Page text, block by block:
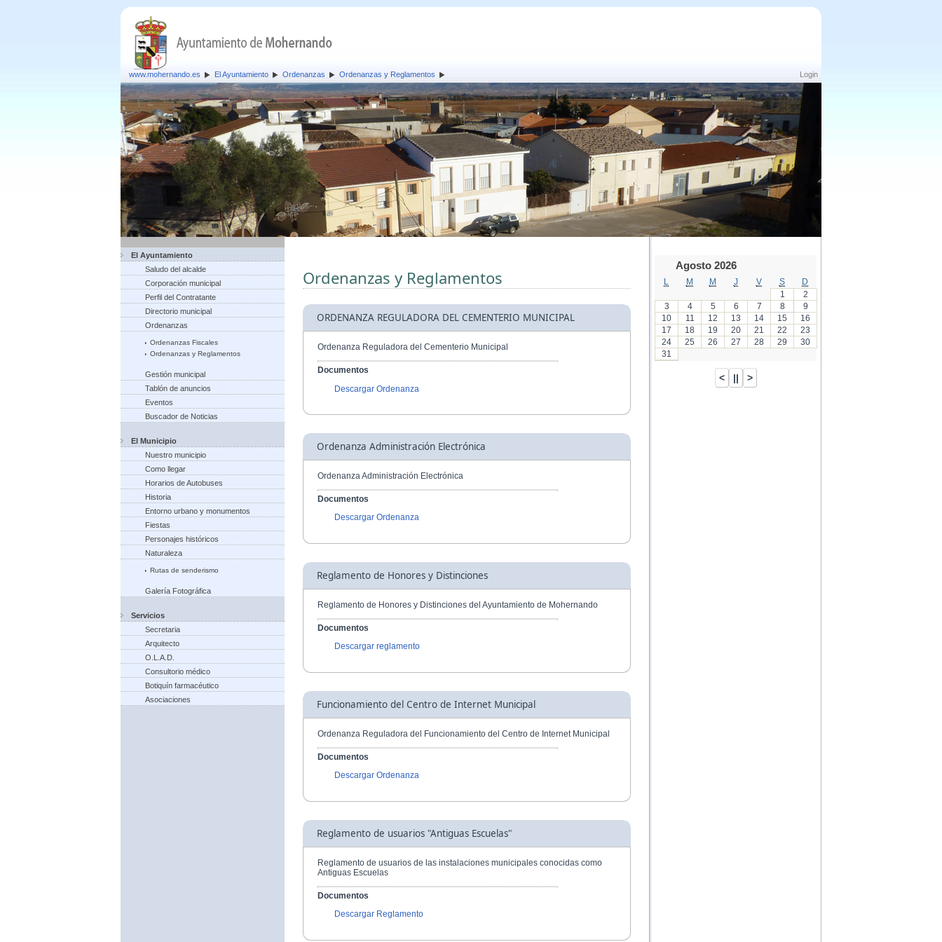
Login
www.mohernando.es El Ayuntamiento Ordenanzas Ordenanzas y Reglamentos
El Ayuntamiento
Saludo del alcalde
Corporación municipal
Perfil del Contratante
Directorio municipal
Ordenanzas
Ordenanzas Fiscales
Ordenanzas y Reglamentos
Gestión municipal
Tablón de anuncios
Eventos
Buscador de Noticias
El Municipio
Nuestro municipio
Como llegar
Horarios de Autobuses
Historia
Entorno urbano y monumentos
Fiestas
Personajes históricos
Naturaleza
Rutas de senderismo
Galería Fotográfica
Servicios
Secretaria
Arquitecto
O.L.A.D.
Consultorio médico
Botiquín farmacéutico
Asociaciones
Ordenanzas y Reglamentos
ORDENANZA REGULADORA DEL CEMENTERIO MUNICIPAL
Ordenanza Reguladora del Cementerio Municipal
Documentos
Descargar Ordenanza
Ordenanza Administración Electrónica
Ordenanza Administración Electrónica
Documentos
Descargar Ordenanza
Reglamento de Honores y Distinciones
Reglamento de Honores y Distinciones del Ayuntamiento de Mohernando
Documentos
Descargar reglamento
Funcionamiento del Centro de Internet Municipal
Ordenanza Reguladora del Funcionamiento del Centro de Internet Municipal
Documentos
Descargar Ordenanza
Reglamento de usuarios "Antiguas Escuelas"
Reglamento de usuarios de las instalaciones municipales conocidas como
Antiguas Escuelas
Documentos
Descargar Reglamento
Agosto 2026
M M J V S
D
1
2
3
4 5 6 7 8
9
10
11 12 13 14 15
16
17
18 19 20 21 22
23
24
25 26 27 28 29
30
31